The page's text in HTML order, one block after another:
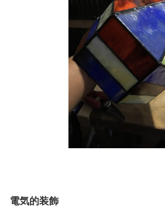
電気的装飾